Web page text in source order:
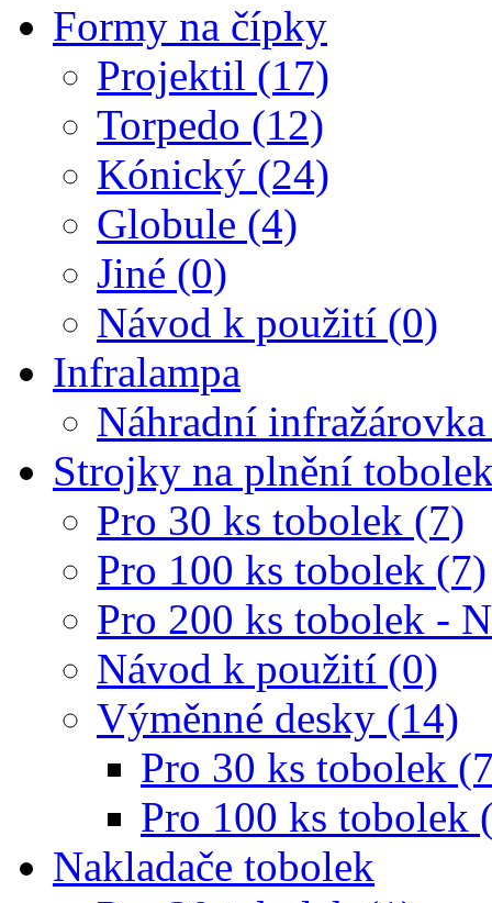
Formy na čípky
Projektil (17)
Torpedo (12)
Kónický (24)
Globule (4)
Jiné (0)
Návod k použití (0)
Infralampa
Náhradní
Strojky na plnění
Pro 30 ks tobolek (7)
Pro 100 ks tobolek (7)
Pro 200 ks tobolek -
Návod k použití (0)
Výměnné desky (14)
Pro 30 ks tobolek
Pro 100 ks tobolek
Nakladače tobolek